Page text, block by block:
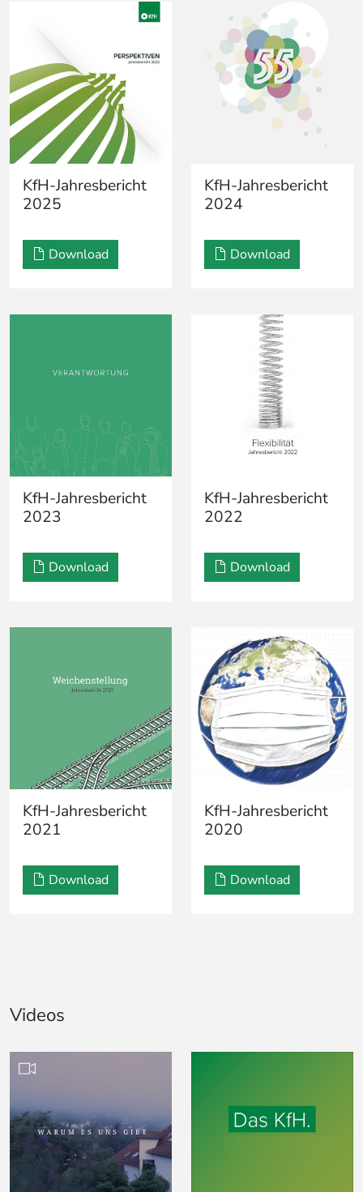
KfH-Jahresbericht
2025
Download
KfH-Jahresbericht
2024
Download
KfH-Jahresbericht
2023
Download
KfH-Jahresbericht
2022
Download
KfH-Jahresbericht
2021
Download
KfH-Jahresbericht
2020
Download
Videos